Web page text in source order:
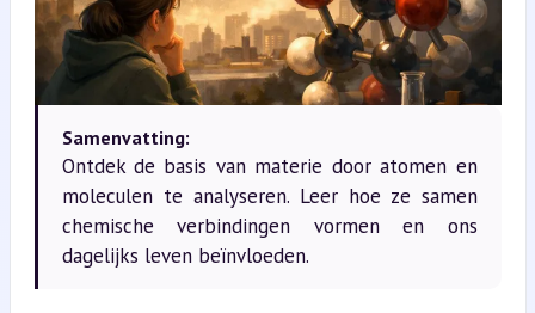
Samenvatting:
Ontdek de basis van materie door atomen en
moleculen te analyseren. Leer hoe ze samen
chemische verbindingen vormen en ons
dagelijks leven beïnvloeden.